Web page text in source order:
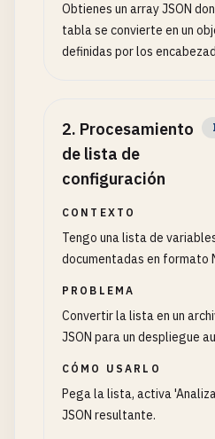
Obtienes un array JSON
tabla se convierte en un
definidas por los
2. Procesamiento
de lista de
configuración
CONTEXTO
Tengo una lista de
documentadas en formato
PROBLEMA
Convertir la lista en un
JSON para un despliegue
CÓMO USARLO
Pega la lista, activa
JSON resultante.